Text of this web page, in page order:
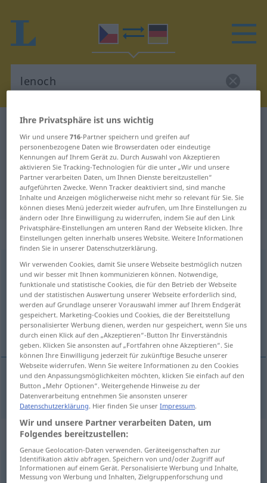
Tschechisch-Deutsch Wörterbuch
Tschechisch-Deutsch Übersetzung
für "lenoch"
"lenoch" Deutsch Übersetzung
„lenoch“: maskulin
lenochm
Übersicht aller Übersetzungen
(Für mehr Details die Übersetzung anklicken/antippen)
Faulenzer
Faulenzerm lenoch
„lenoch“
lenoch
Ihre Privatsphäre ist uns wichtig
Wir und unsere716-Partner speichern und greifen auf
personenbezogene Daten wie Browserdaten oder eindeutige
Kennungen auf Ihrem Gerät zu. Durch Auswahl von Akzeptieren
aktivieren Sie Tracking-Technologien für die unter „Wir und unsere
Partner verarbeiten Daten, um Ihnen Dienste bereitzustellen“
aufgeführten Zwecke. Wenn Tracker deaktiviert sind, sind manche
Inhalte und Anzeigen möglicherweise nicht mehr so relevant für Sie. Sie
können dieses Menü jederzeit wieder aufrufen, um Ihre Einstellungen zu
ändern oder Ihre Einwilligung zu widerrufen, indem Sie auf den Link
Privatsphäre-Einstellungen am unteren Rand der Webseite klicken. Ihre
Einstellungen gelten innerhalb unseres Website. Weitere Informationen
finden Sie in unserer Datenschutzerklärung.
Wir verwenden Cookies, damit Sie unsere Webseite bestmöglich nutzen
und wir besser mit Ihnen kommunizieren können. Notwendige,
funktionale und statistische Cookies, die für den Betrieb der Webseite
und der statistischen Auswertung unserer Webseite erforderlich sind,
werden auf Grundlage unserer Vorauswahl immer auf Ihrem Endgerät
gespeichert. Marketing-Cookies und Cookies, die der Bereitstellung
personalisierter Werbung dienen, werden nur gespeichert, wenn Sie uns
durch einen Klick auf den „Akzeptieren“-Button Ihr Einverständnis
geben. Klicken Sie ansonsten auf „Fortfahren ohne Akzeptieren“. Sie
können Ihre Einwilligung jederzeit für zukünftige Besuche unserer
Webseite widerrufen. Wenn Sie weitere Informationen zu den Cookies
und den Anpassungsmöglichkeiten möchten, klicken Sie einfach auf den
Button „Mehr Optionen“. Weitergehende Hinweise zu der
Datenverarbeitung entnehmen Sie ansonsten unserer
Datenschutzerklärung. Hier finden Sie unserImpressum.
Wir und unsere Partner verarbeiten Daten, um
Folgendes bereitzustellen:
Genaue Geolocation-Daten verwenden. Geräteeigenschaften zur
Identifikation aktiv abfragen. Speichern von und/oder Zugriff auf
Informationen auf einem Gerät. Personalisierte Werbung und Inhalte,
Messung von Werbung und Inhalten, Zielgruppenforschung und